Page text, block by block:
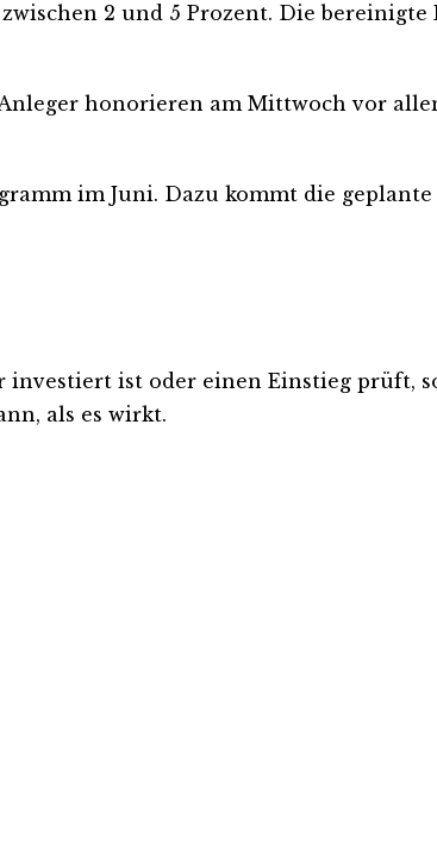
2 und 5 Prozent. Die bereinigte
honorieren am Mittwoch vor
im Juni. Dazu kommt die
investiert ist oder einen Einstieg prüft,
als es wirkt.